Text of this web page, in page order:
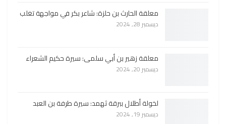
معلقة الحارث بن حلزة: شاعر بكر في مواجهة تغلب
ديسمبر 28, 2024
معلقة زهير بن أبي سلمى: سيرة حكيم الشعراء
ديسمبر 20, 2024
لخولة أطلال ببرقة ثهمد: سيرة طرفة بن العبد
ديسمبر 19, 2024